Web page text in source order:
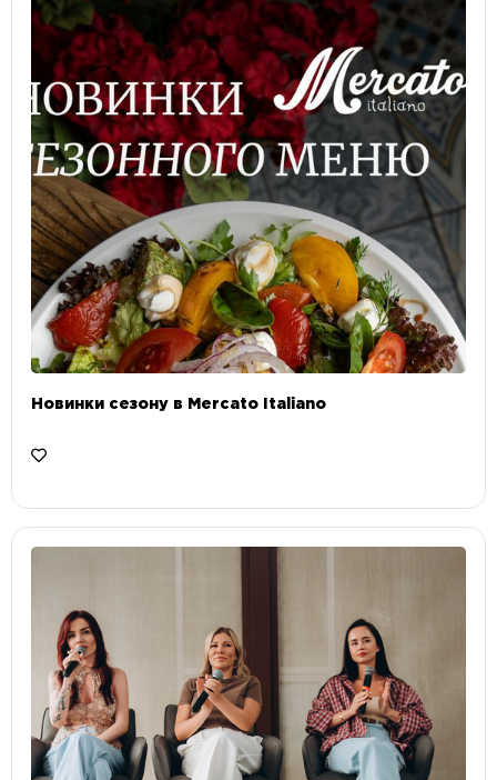
Новинки сезону в Mercato Italiano